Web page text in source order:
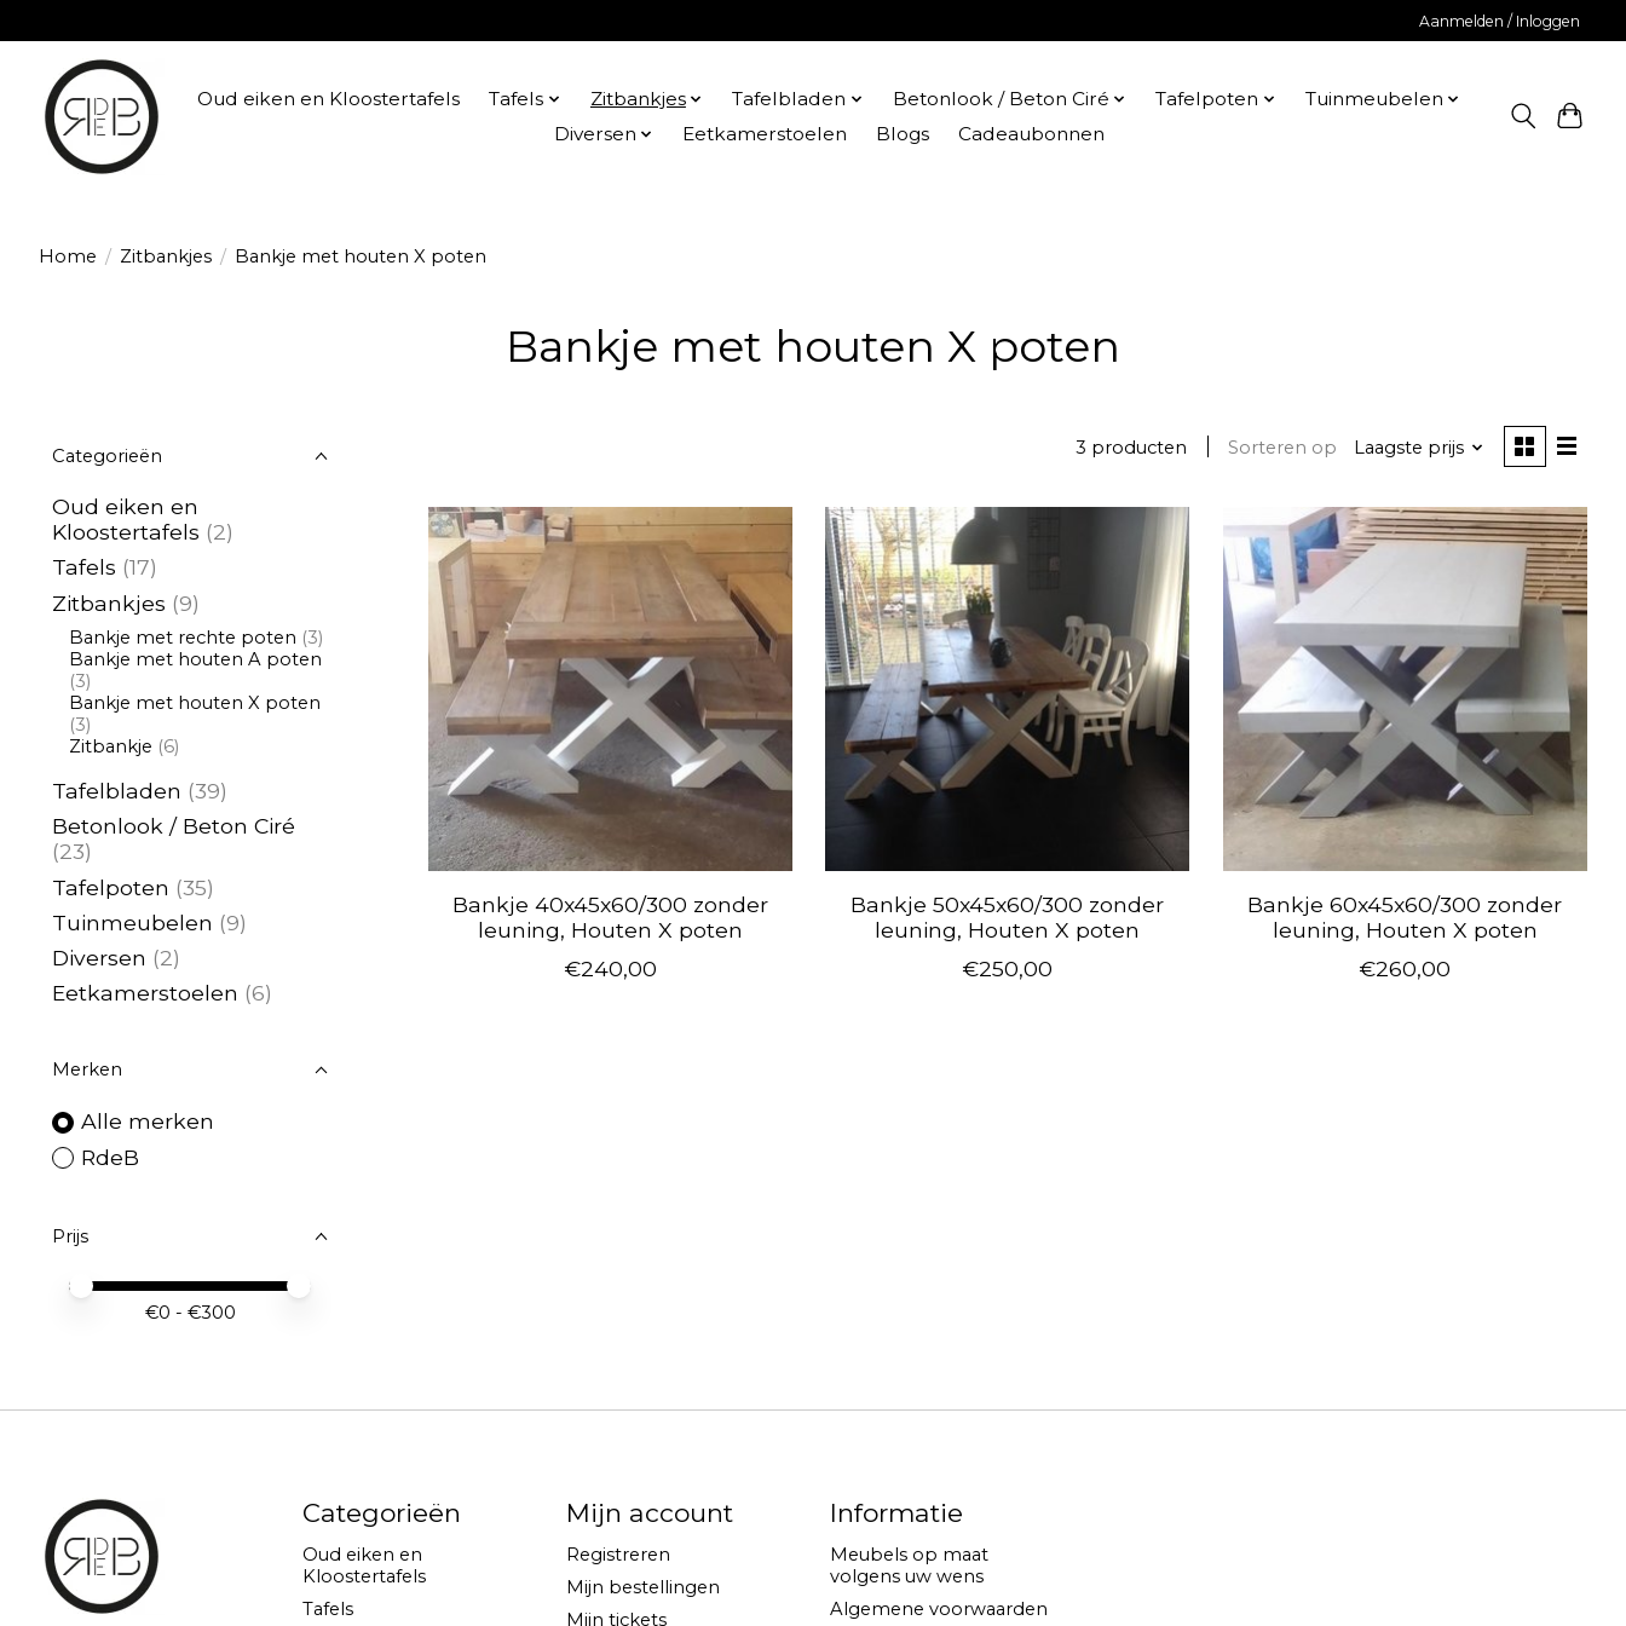
Aanmelden / Inloggen
Oud eiken en Kloostertafels Tafels Zitbankjes Tafelbladen Betonlook / Beton Ciré Tafelpoten
Tuinmeubelen
Diversen
Eetkamerstoelen Blogs Cadeaubonnen
Home / Zitbankjes / Bankje met houten X poten
Bankje met houten X poten
Categorieën
Oud eiken en
Kloostertafels (2)
Tafels (17)
Zitbankjes (9)
Bankje met rechte poten (3)
Bankje met houten A poten
(3)
Bankje met houten X poten
(3)
Zitbankje (6)
Tafelbladen (39)
Betonlook / Beton Ciré
(23)
Tafelpoten (35)
Tuinmeubelen (9)
Diversen (2)
Eetkamerstoelen (6)
Merken
Alle merken
RdeB
Prijs
Minimale prijswaarde
Price maximum value
€0 - €300
3 producten Sorteren op Laagste prijs
Bankje 40x45x60/300 zonder
leuning, Houten X poten
€240,00
Bankje 50x45x60/300 zonder
leuning, Houten X poten
€250,00
Bankje 60x45x60/300 zonder
leuning, Houten X poten
€260,00
Categorieën
Oud eiken en
Kloostertafels
Tafels
Mijn account
Registreren
Mijn bestellingen
Mijn tickets
Informatie
Meubels op maat
volgens uw wens
Algemene voorwaarden